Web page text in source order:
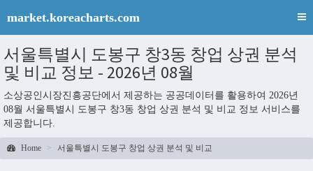
market.koreacharts.com
서울특별시 도봉구 창3동 창업 상권 분석
및 비교 정보 - 2026년 08월
소상공인시장진흥공단에서 제공하는 공공데이터를 활용하여 2026년
08월 서울특별시 도봉구 창3동 창업 상권 분석 및 비교 정보 서비스를
제공합니다.
Home 서울특별시 도봉구 창업 상권 분석 및 비교